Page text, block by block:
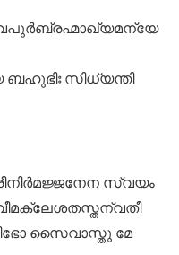
വപുർബ്രഹ്മാഖ്യമന്യേ
ബഹുഭിഃ സിധ്യന്തി
സ്വയം
സൈവാസ്തു മേ